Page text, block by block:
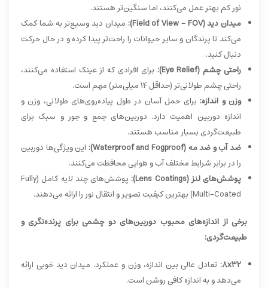
نور کم بهتر عمل می‌کنند، اما سنگین‌تر هستند.
میدان دید (Field of View - FOV):
میدان دید وسیع‌تر به شما کمک
می‌کند تا پرندگان و سایر حیوانات را راحت‌تر پیدا کرده و در حال حرکت
دنبال کنید.
راحتی چشم (Eye Relief):
برای افرادی که از عینک استفاده می‌کنند،
راحتی چشم طولانی‌تر (حداقل 14 میلی‌متر) مهم است.
وزن و اندازه: برای حمل آسان در طول پیاده‌روی‌های طولانی، وزن و
اندازه دوربین اهمیت دارد. دوربین‌های جمع و جور و سبک برای
طبیعت‌گردی بسیار مناسب هستند.
ضد آب و ضد مه (Waterproof and Fogproof):
این ویژگی‌ها دوربین
را در برابر شرایط مختلف آب و هوایی محافظت می‌کنند.
پوشش‌های لنز (Lens Coatings):
پوشش‌های چند لایه کامل (Fully
Multi-Coated) بهترین کیفیت تصویر و انتقال نور را ارائه می‌دهند.
برخی از اندازه‌های محبوب دوربین‌های دو چشمی برای پرنده‌نگری و
طبیعت‌گردی:
8x32: تعادل عالی بین اندازه، وزن و عملکرد. میدان دید خوبی ارائه
می‌دهد و به اندازه کافی روشن است.